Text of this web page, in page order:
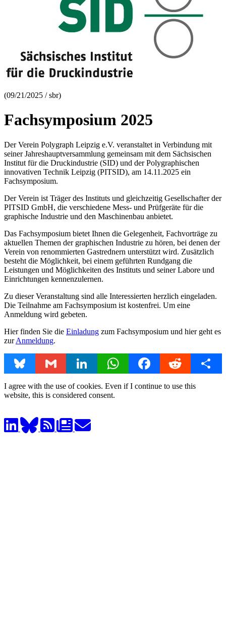
(09/21/2025 / sbr)
Fachsymposium 2025
Der Verein Polygraph Leipzig e.V. veranstaltet in Verbindung mit
seiner Jahreshauptversammlung gemeinsam mit dem Sächsischen
Institut für die Druckindustrie (SID) und der Polygraphischen
innovativen Technik Leipzig (PITSID), am 14.11.2025 ein
Fachsymposium.
Der Verein ist Träger des Instituts und gleichzeitig Gesellschafter der
PITSID GmbH, die verschiedene Mess- und Prüfgeräte für die
graphische Industrie und den Maschinenbau anbietet.
Das Fachsymposium bietet Ihnen die Gelegenheit, Fachvorträge zu
aktuellen Themen der graphischen Industrie zu hören, bei denen der
Verein von renommierten Gastrednern unterstützt wird. Zusätzlich
besteht die Möglichkeit, bei einem geführten Rundgang die
Leistungen und Möglichkeiten des Instituts und seiner Labore und
Einrichtungen kennenzulernen.
Zu dieser Veranstaltung sind alle Interessierten herzlich eingeladen.
Die Teilnahme am Fachsymposium ist kostenfrei. Um eine
Anmeldung wird gebeten.
Hier finden Sie die Einladung zum Fachsymposium und hier geht es
zurAnmeldung.
Bluesky Gmail LinkedIn WhatsAppFacebookReddit Share
I agree with the use of cookies. Even if I continue to use this
website, this is considered consent.